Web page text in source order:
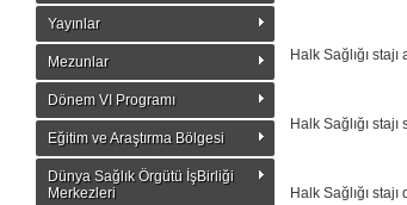
Yayınlar
Mezunlar
Dönem VI Programı
Eğitim ve Araştırma Bölgesi
Dünya Sağlık Örgütü İşBirliği
Merkezleri
Halk Sağlığı
Halk Sağlığı
Halk Sağlığı